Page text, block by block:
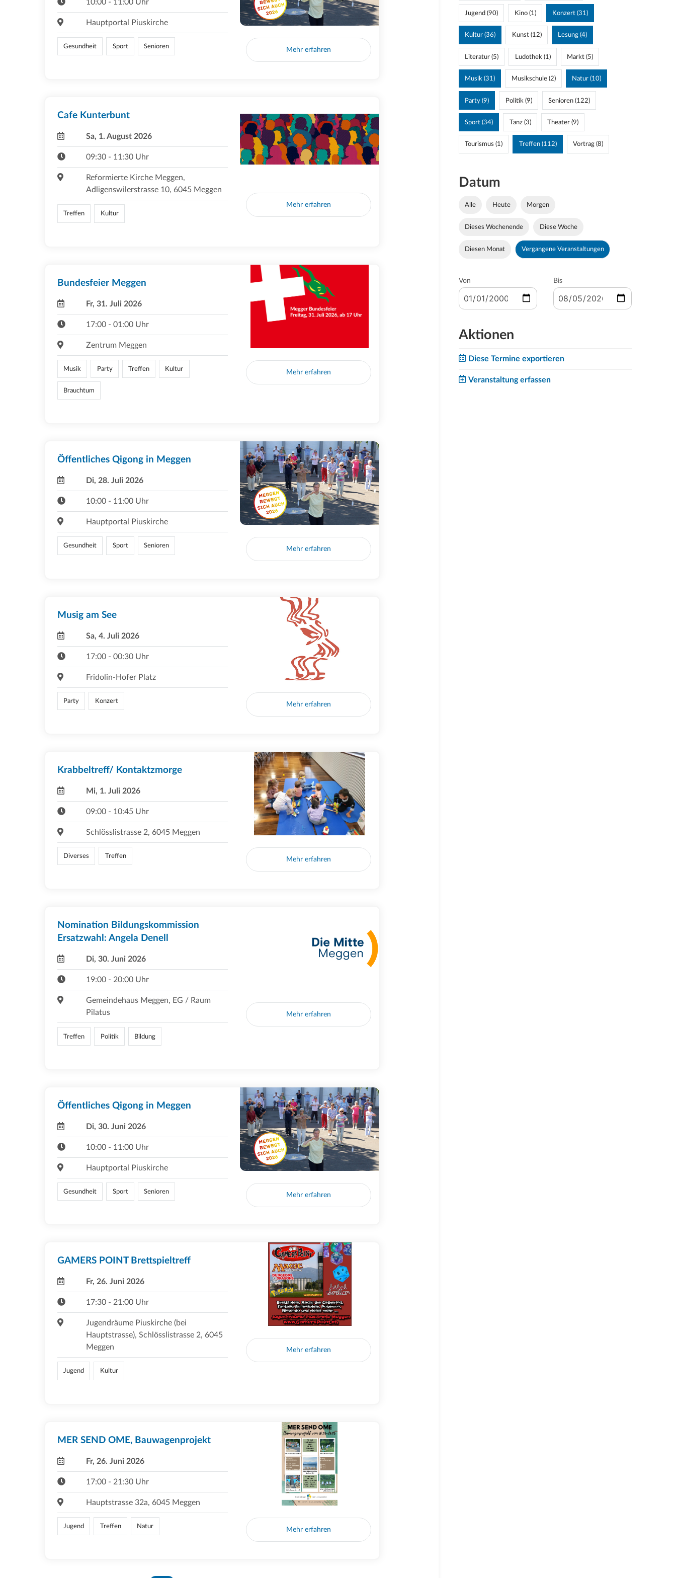
10:00 - 11:00 Uhr
Hauptportal Piuskirche
Gesundheit Sport Senioren Mehr erfahren
Cafe Kunterbunt
Sa, 1. August 2026
09:30 - 11:30 Uhr
Reformierte Kirche Meggen,
Adligenswilerstrasse 10, 6045 Meggen
Treffen Kultur
Mehr erfahren
Bundesfeier Meggen
Fr, 31. Juli 2026
17:00 - 01:00 Uhr
Zentrum Meggen
Musik Party Treffen Kultur
Brauchtum
Mehr erfahren
Öffentliches Qigong in Meggen
Di, 28. Juli 2026
10:00 - 11:00 Uhr
Hauptportal Piuskirche
Gesundheit Sport Senioren Mehr erfahren
Musig am See
Sa, 4. Juli 2026
17:00 - 00:30 Uhr
Fridolin-Hofer Platz
Party Konzert Mehr erfahren
Krabbeltreff/ Kontaktzmorge
Mi, 1. Juli 2026
09:00 - 10:45 Uhr
Schlösslistrasse 2, 6045 Meggen
Diverses Treffen Mehr erfahren
Nomination Bildungskommission
Ersatzwahl: Angela Denell
Di, 30. Juni 2026
19:00 - 20:00 Uhr
Gemeindehaus Meggen, EG / Raum
Pilatus
Treffen Politik Bildung
Mehr erfahren
Öffentliches Qigong in Meggen
Di, 30. Juni 2026
10:00 - 11:00 Uhr
Hauptportal Piuskirche
Gesundheit Sport Senioren Mehr erfahren
GAMERS POINT Brettspieltreff
Fr, 26. Juni 2026
17:30 - 21:00 Uhr
Jugendräume Piuskirche (bei
Hauptstrasse), Schlösslistrasse 2, 6045
Meggen
Jugend Kultur
Mehr erfahren
MER SEND OME, Bauwagenprojekt
Fr, 26. Juni 2026
17:00 - 21:30 Uhr
Hauptstrasse 32a, 6045 Meggen
Jugend Treffen Natur Mehr erfahren
Jugend (90) Kino (1) Konzert (31)
Kultur (36) Kunst (12) Lesung (4)
Literatur (5) Ludothek (1) Markt (5)
Musik (31) Musikschule (2) Natur (10)
Party (9) Politik (9) Senioren (122)
Sport (34) Tanz (3) Theater (9)
Tourismus (1) Treffen (112) Vortrag (8)
Datum
Alle Heute Morgen
Dieses Wochenende Diese Woche
Diesen Monat Vergangene Veranstaltungen
Von Bis
Aktionen
Diese Termine exportieren
Veranstaltung erfassen